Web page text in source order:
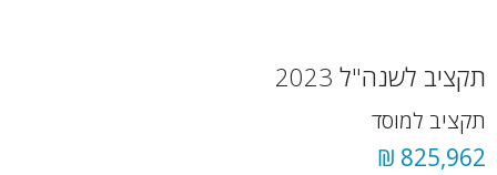
תקציב לשנה"ל 2023
תקציב למוסד
825,962 ₪